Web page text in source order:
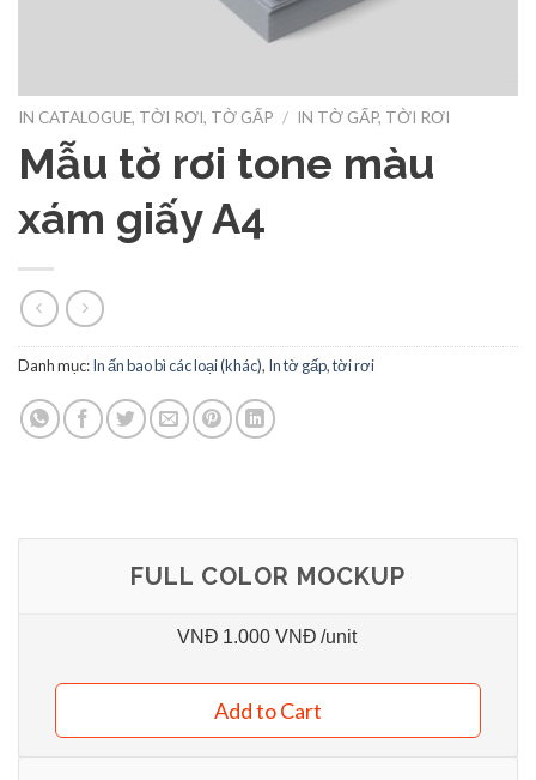
IN CATALOGUE, TỜI RƠI, TỜ GẤP / IN TỜ GẤP, TỜI RƠI
Mẫu tờ rơi tone màu
xám giấy A4
Danh mục:In ấn bao bì các loại (khác), In tờ gấp, tời rơi
FULL COLOR MOCKUP
VNĐ 1.000 VNĐ /unit
Add to Cart